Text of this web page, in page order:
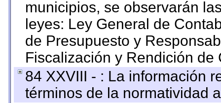
municipios, se observarán
leyes: Ley General de
de Presupuesto y
Fiscalización y Rendición
84 XXVIII - : La información
términos de la normatividad